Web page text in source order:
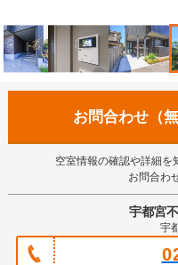
お問合わせ（無
空室情報の確認や詳細を
お問合わ
宇都宮
宇